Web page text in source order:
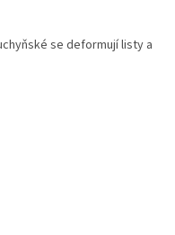
se deformují listy a